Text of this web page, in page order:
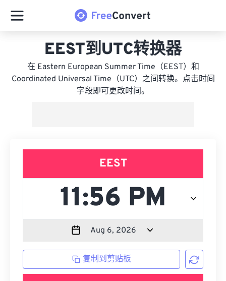
EEST到UTC转换器
在 Eastern European Summer Time（EEST）和
Coordinated Universal Time（UTC）之间转换。点击时间
字段即可更改时间。
EEST
复制到剪贴板